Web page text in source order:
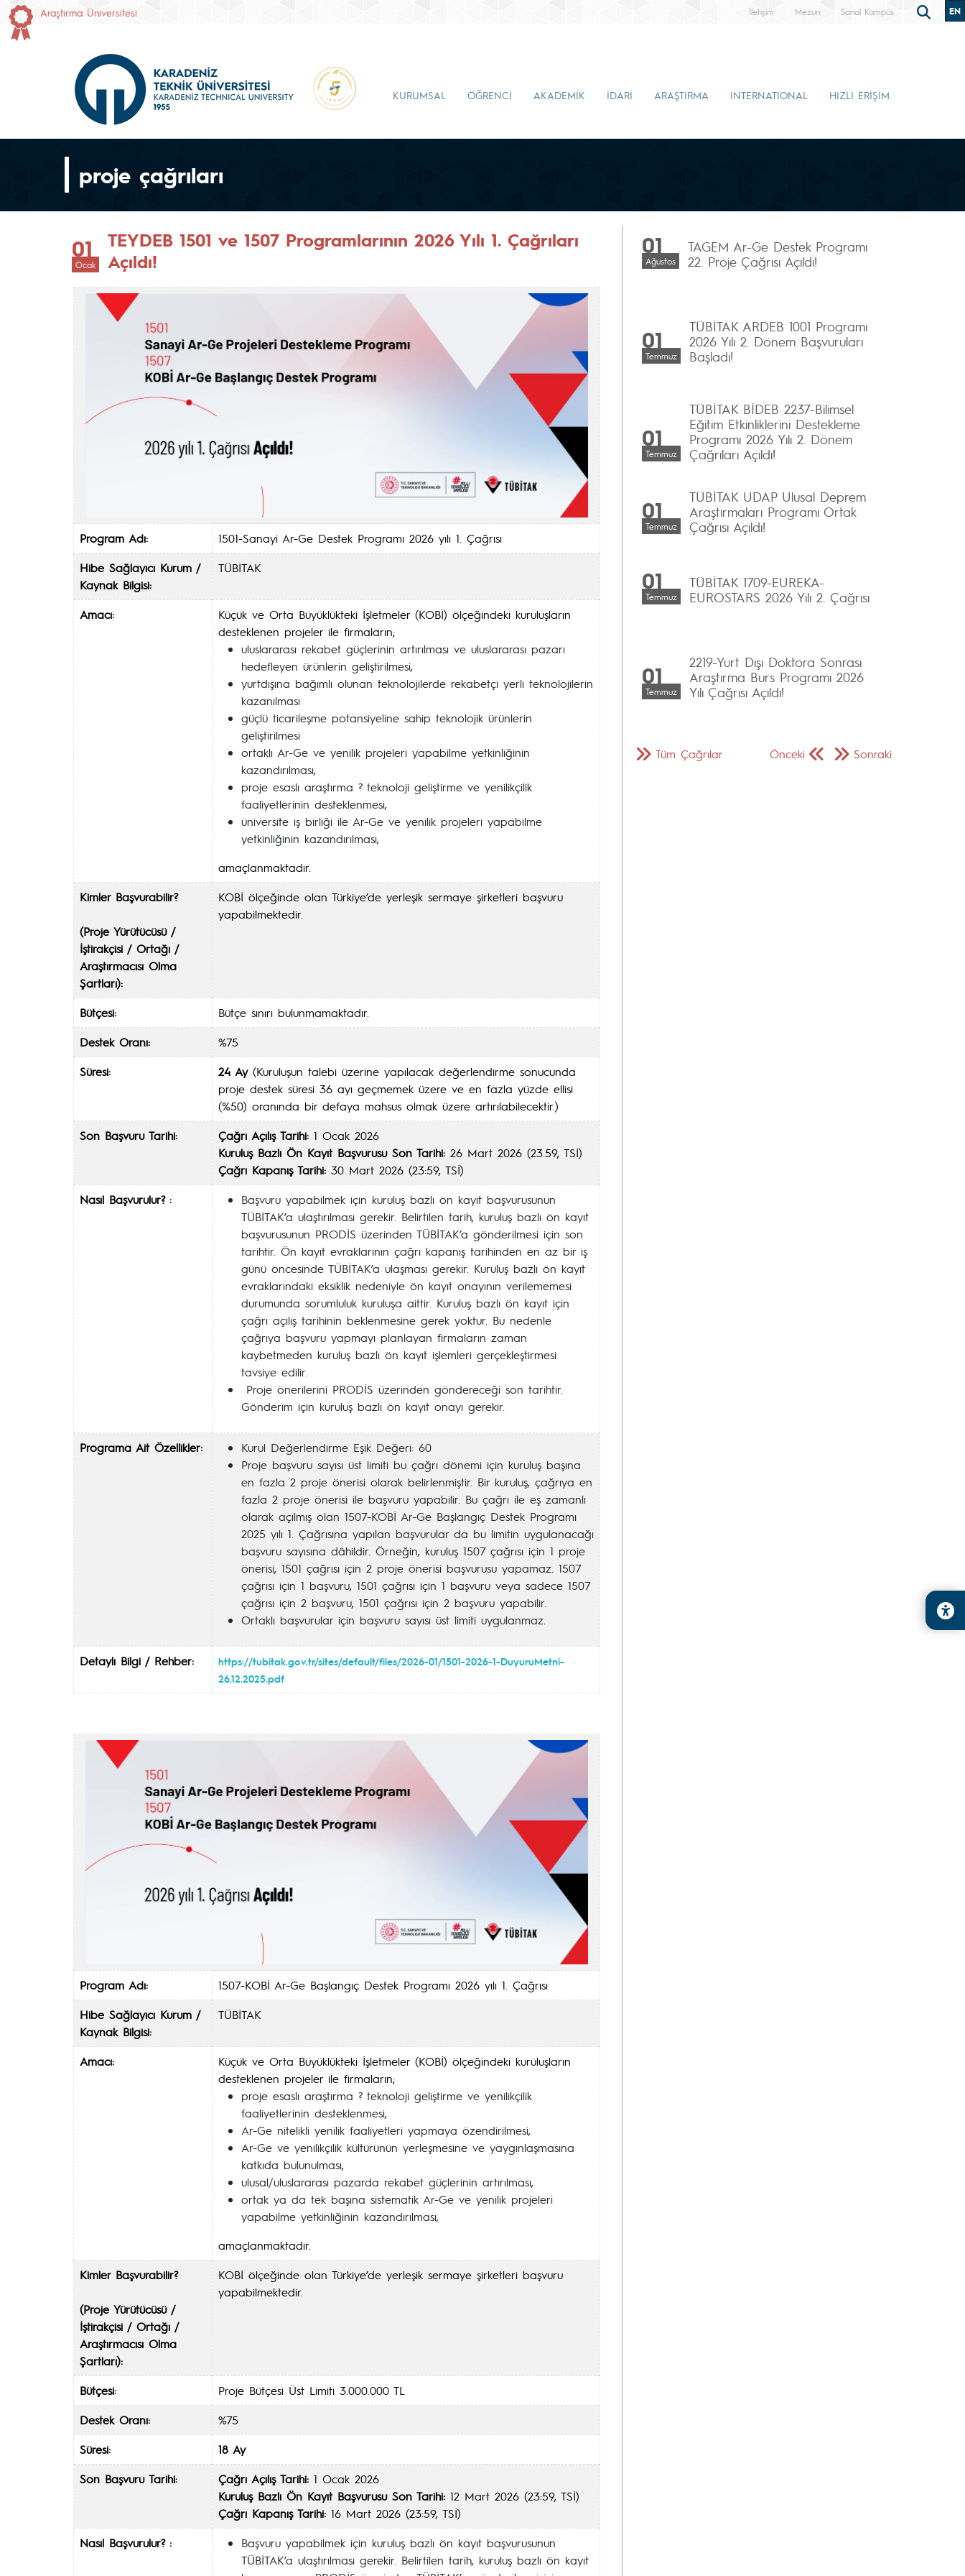
Araştırma Üniversitesi İletişim Mezun Sanal Kampüs EN
KURUMSAL ÖĞRENCİ AKADEMİK İDARİ ARAŞTIRMA INTERNATIONAL HIZLI ERİŞİM
proje çağrıları
01
Ocak
TEYDEB 1501 ve 1507 Programlarının 2026 Yılı 1. Çağrıları
Açıldı!
Program Adı:
1501-Sanayi Ar-Ge Destek Programı 2026 yılı 1. Çağrısı
Hibe Sağlayıcı Kurum /
Kaynak Bilgisi:
TÜBİTAK
Amacı:
Küçük ve Orta Büyüklükteki İşletmeler (KOBİ) ölçeğindeki kuruluşların
desteklenen projeler ile firmaların;
uluslararası rekabet güçlerinin artırılması ve uluslararası pazarı
hedefleyen ürünlerin geliştirilmesi,
yurtdışına bağımlı olunan teknolojilerde rekabetçi yerli teknolojilerin
kazanılması
güçlü ticarileşme potansiyeline sahip teknolojik ürünlerin
geliştirilmesi
ortaklı Ar-Ge ve yenilik projeleri yapabilme yetkinliğinin
kazandırılması,
proje esaslı araştırma ? teknoloji geliştirme ve yenilikçilik
faaliyetlerinin desteklenmesi,
üniversite iş birliği ile Ar-Ge ve yenilik projeleri yapabilme
yetkinliğinin kazandırılması,
amaçlanmaktadır.
Kimler Başvurabilir?
(Proje Yürütücüsü /
İştirakçisi / Ortağı /
Araştırmacısı Olma
Şartları):
KOBİ ölçeğinde olan Türkiye’de yerleşik sermaye şirketleri başvuru
yapabilmektedir.
Bütçesi:
Bütçe sınırı bulunmamaktadır.
Destek Oranı:
%75
Süresi:
24 Ay(Kuruluşun talebi üzerine yapılacak değerlendirme sonucunda
proje destek süresi 36 ayı geçmemek üzere ve en fazla yüzde ellisi
(%50) oranında bir defaya mahsus olmak üzere artırılabilecektir.)
Son Başvuru Tarihi:
Çağrı Açılış Tarihi: 1 Ocak 2026
Kuruluş Bazlı Ön Kayıt Başvurusu Son Tarihi: 26 Mart 2026 (23.59, TSİ)
Çağrı Kapanış Tarihi: 30 Mart 2026 (23:59, TSİ)
Nasıl Başvurulur? :
Başvuru yapabilmek için kuruluş bazlı ön kayıt başvurusunun
TÜBİTAK’a ulaştırılması gerekir. Belirtilen tarih, kuruluş bazlı ön kayıt
başvurusunun PRODİS üzerinden TÜBİTAK’a gönderilmesi için son
tarihtir. Ön kayıt evraklarının çağrı kapanış tarihinden en az bir iş
günü öncesinde TÜBİTAK’a ulaşması gerekir. Kuruluş bazlı ön kayıt
evraklarındaki eksiklik nedeniyle ön kayıt onayının verilememesi
durumunda sorumluluk kuruluşa aittir. Kuruluş bazlı ön kayıt için
çağrı açılış tarihinin beklenmesine gerek yoktur. Bu nedenle
çağrıya başvuru yapmayı planlayan firmaların zaman
kaybetmeden kuruluş bazlı ön kayıt işlemleri gerçekleştirmesi
tavsiye edilir.
Proje önerilerini PRODİS üzerinden göndereceği son tarihtir.
Gönderim için kuruluş bazlı ön kayıt onayı gerekir.
Programa Ait Özellikler:
Kurul Değerlendirme Eşik Değeri: 60
Proje başvuru sayısı üst limiti bu çağrı dönemi için kuruluş başına
en fazla 2 proje önerisi olarak belirlenmiştir. Bir kuruluş, çağrıya en
fazla 2 proje önerisi ile başvuru yapabilir. Bu çağrı ile eş zamanlı
olarak açılmış olan 1507-KOBİ Ar-Ge Başlangıç Destek Programı
2025 yılı 1. Çağrısına yapılan başvurular da bu limitin uygulanacağı
başvuru sayısına dâhildir. Örneğin, kuruluş 1507 çağrısı için 1 proje
önerisi, 1501 çağrısı için 2 proje önerisi başvurusu yapamaz. 1507
çağrısı için 1 başvuru, 1501 çağrısı için 1 başvuru veya sadece 1507
çağrısı için 2 başvuru, 1501 çağrısı için 2 başvuru yapabilir.
Ortaklı başvurular için başvuru sayısı üst limiti uygulanmaz.
Detaylı Bilgi / Rehber:
https://tubitak.gov.tr/sites/default/files/2026-01/1501-2026-1-DuyuruMetni-
26.12.2025.pdf
Program Adı:
1507-KOBİ Ar-Ge Başlangıç Destek Programı 2026 yılı 1. Çağrısı
Hibe Sağlayıcı Kurum /
Kaynak Bilgisi:
TÜBİTAK
Amacı:
Küçük ve Orta Büyüklükteki İşletmeler (KOBİ) ölçeğindeki kuruluşların
desteklenen projeler ile firmaların;
proje esaslı araştırma ? teknoloji geliştirme ve yenilikçilik
faaliyetlerinin desteklenmesi,
Ar-Ge nitelikli yenilik faaliyetleri yapmaya özendirilmesi,
Ar-Ge ve yenilikçilik kültürünün yerleşmesine ve yaygınlaşmasına
katkıda bulunulması,
ulusal/uluslararası pazarda rekabet güçlerinin artırılması,
ortak ya da tek başına sistematik Ar-Ge ve yenilik projeleri
yapabilme yetkinliğinin kazandırılması,
amaçlanmaktadır.
Kimler Başvurabilir?
(Proje Yürütücüsü /
İştirakçisi / Ortağı /
Araştırmacısı Olma
Şartları):
KOBİ ölçeğinde olan Türkiye’de yerleşik sermaye şirketleri başvuru
yapabilmektedir.
Bütçesi:
Proje Bütçesi Üst Limiti 3.000.000 TL
Destek Oranı:
%75
Süresi:
18 Ay
Son Başvuru Tarihi:
Çağrı Açılış Tarihi: 1 Ocak 2026
Kuruluş Bazlı Ön Kayıt Başvurusu Son Tarihi: 12 Mart 2026 (23:59, TSİ)
Çağrı Kapanış Tarihi: 16 Mart 2026 (23:59, TSİ)
Nasıl Başvurulur? :
Başvuru yapabilmek için kuruluş bazlı ön kayıt başvurusunun
TÜBİTAK’a ulaştırılması gerekir. Belirtilen tarih, kuruluş bazlı ön kayıt
01
Ağustos
TAGEM Ar-Ge Destek Programı
22. Proje Çağrısı Açıldı!
01
Temmuz
TÜBİTAK ARDEB 1001 Programı
2026 Yılı 2. Dönem Başvuruları
Başladı!
01
Temmuz
TÜBİTAK BİDEB 2237-Bilimsel
Eğitim Etkinliklerini Destekleme
Programı 2026 Yılı 2. Dönem
Çağrıları Açıldı!
01
Temmuz
TÜBİTAK UDAP Ulusal Deprem
Araştırmaları Programı Ortak
Çağrısı Açıldı!
01
Temmuz
TÜBİTAK 1709-EUREKA-
EUROSTARS 2026 Yılı 2. Çağrısı
01
Temmuz
2219-Yurt Dışı Doktora Sonrası
Araştırma Burs Programı 2026
Yılı Çağrısı Açıldı!
Önceki Sonraki
Tüm Çağrılar